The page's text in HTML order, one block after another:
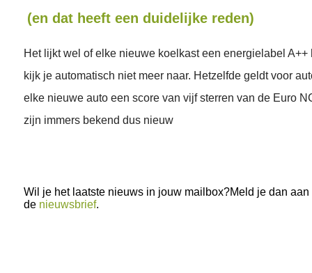
(en dat heeft een duidelijke reden)
Het lijkt wel of elke nieuwe koelkast een energielabel A++
kijk je automatisch niet meer naar. Hetzelfde geldt voor
elke nieuwe auto een score van vijf sterren van de Euro
zijn immers bekend dus nieuw
Wil je het laatste nieuws in jouw mailbox?Meld je dan aan
de nieuwsbrief.